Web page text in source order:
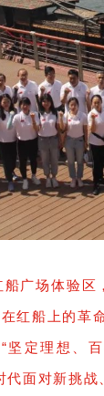
广场体验区
红船上的革
坚定理想、
代面对新挑